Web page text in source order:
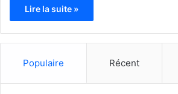
Lire la suite »
Populaire Récent